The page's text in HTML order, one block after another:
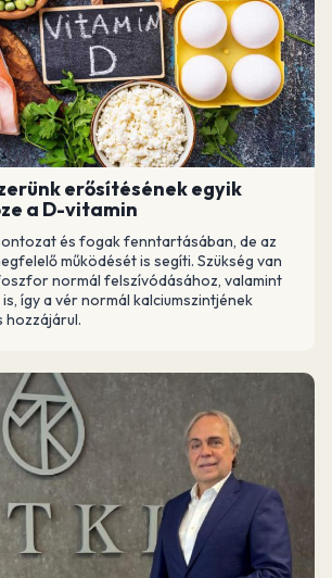
erősítésének egyik
a D-vitamin
és fogak fenntartásában, de az
működését is segíti. Szükség van
normál felszívódásához, valamint
így a vér normál kalciumszintjének